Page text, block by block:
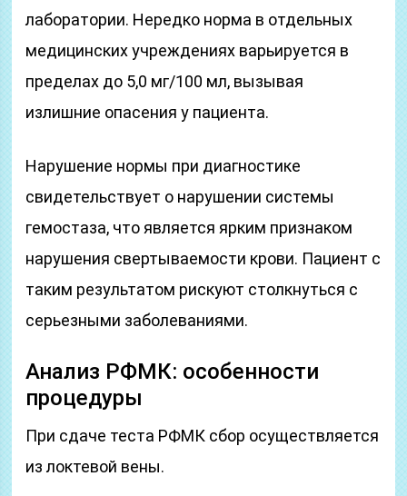
лаборатории. Нередко норма в отдельных
медицинских учреждениях варьируется в
пределах до 5,0 мг/100 мл, вызывая
излишние опасения у пациента.
Нарушение нормы при диагностике
свидетельствует о нарушении системы
гемостаза, что является ярким признаком
нарушения свертываемости крови. Пациент с
таким результатом рискуют столкнуться с
серьезными заболеваниями.
Анализ РФМК: особенности
процедуры
При сдаче теста РФМК сбор осуществляется
из локтевой вены.